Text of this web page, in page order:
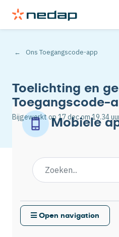
Ons Toegangscode-app
Toelichting en
Toegangscode-
Bijgewerkt op 17 decom 19.34
Mobiele
Open navigation